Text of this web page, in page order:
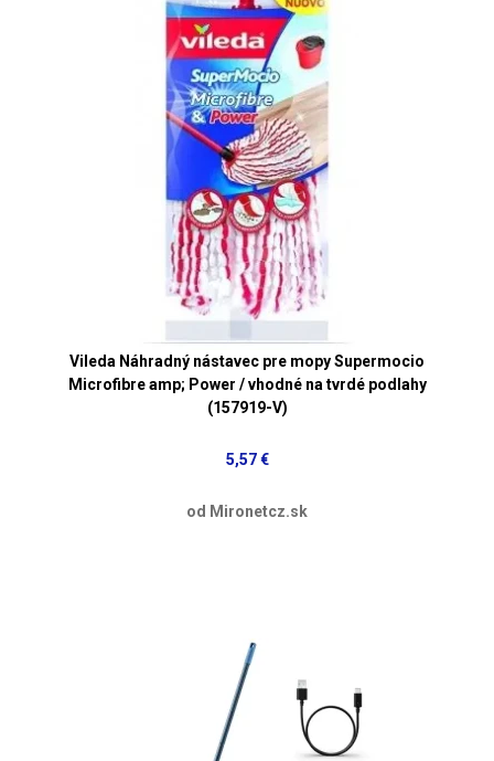
Vileda Náhradný nástavec pre mopy Supermocio
Microfibre amp; Power / vhodné na tvrdé podlahy
(157919-V)
5,57 €
od Mironetcz.sk